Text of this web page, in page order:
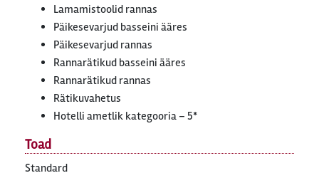
Lamamistoolid rannas
Päikesevarjud basseini ääres
Päikesevarjud rannas
Rannarätikud basseini ääres
Rannarätikud rannas
Rätikuvahetus
Hotelli ametlik kategooria – 5*
Toad
Standard